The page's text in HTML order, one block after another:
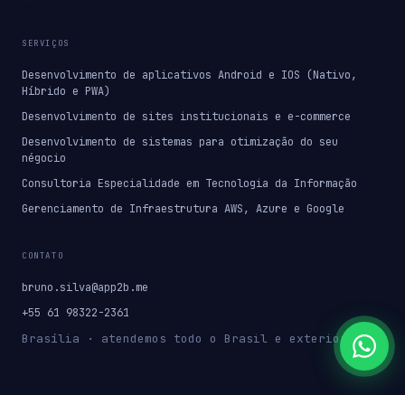
SERVIÇOS
Desenvolvimento de aplicativos Android e IOS (Nativo,
Híbrido e PWA)
Desenvolvimento de sites institucionais e e-commerce
Desenvolvimento de sistemas para otimização do seu
négocio
Consultoria Especialidade em Tecnologia da Informação
Gerenciamento de Infraestrutura AWS, Azure e Google
CONTATO
bruno.silva@app2b.me
+55 61 98322-2361
Brasília · atendemos todo o Brasil e exterior